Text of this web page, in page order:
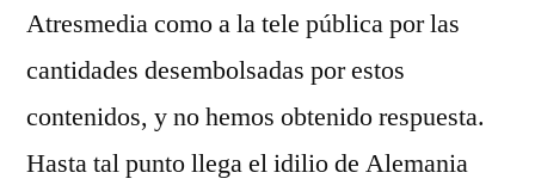
Atresmedia como a la tele pública por las
cantidades desembolsadas por estos
contenidos, y no hemos obtenido respuesta.
Hasta tal punto llega el idilio de Alemania